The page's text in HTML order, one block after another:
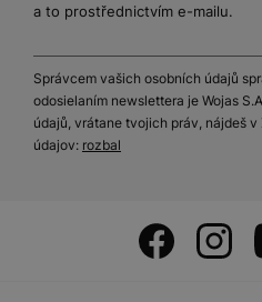
a to prostřednictvím e-mailu.
Správcem vašich osobních údajů
odosielaním newslettera je Wojas
údajů, vrátane tvojich práv, nájdeš
údajov: rozbal